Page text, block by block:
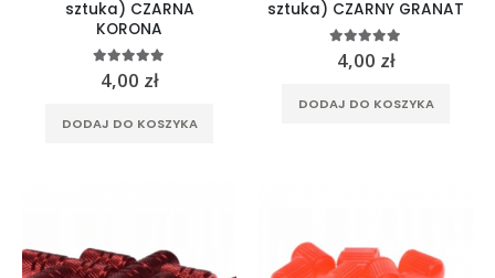
sztuka) CZARNA
KORONA
5.00 out of 5
4,00 zł
DODAJ DO KOSZYKA
sztuka) CZARNY GRANAT
5.00 out of 5
4,00 zł
DODAJ DO KOSZYKA